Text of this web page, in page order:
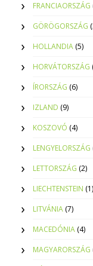
FRANCIAORSZÁG
GÖRÖGORSZÁG
HOLLANDIA (5)
HORVÁTORSZÁG
ÍRORSZÁG (6)
IZLAND (9)
KOSZOVÓ (4)
LENGYELORSZÁG
LETTORSZÁG (2)
LIECHTENSTEIN (1)
LITVÁNIA (7)
MACEDÓNIA (4)
MAGYARORSZÁG